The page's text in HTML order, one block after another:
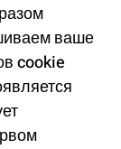
ваше
cookie